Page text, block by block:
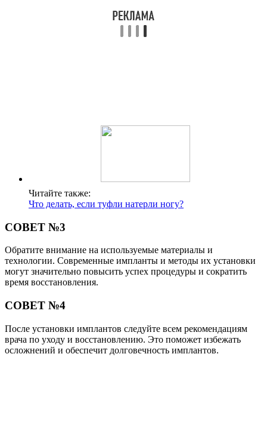
Читайте также:
Что делать, если туфли натерли ногу?
СОВЕТ №3
Обратите внимание на используемые материалы и
технологии. Современные импланты и методы их установки
могут значительно повысить успех процедуры и сократить
время восстановления.
СОВЕТ №4
После установки имплантов следуйте всем рекомендациям
врача по уходу и восстановлению. Это поможет избежать
осложнений и обеспечит долговечность имплантов.